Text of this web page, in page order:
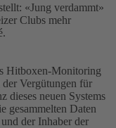
«Jung verdammt»
Clubs mehr
Hitboxen-Monitoring
Vergütungen für
dieses neuen Systems
gesammelten Daten
der Inhaber der